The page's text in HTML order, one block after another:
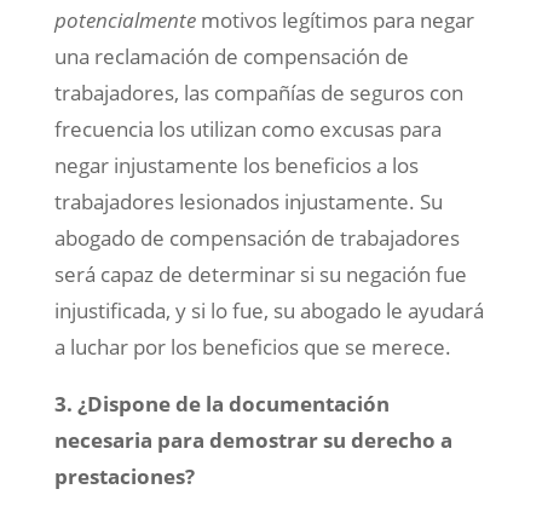
potencialmentemotivos legítimos para negar
una reclamación de compensación de
trabajadores, las compañías de seguros con
frecuencia los utilizan como excusas para
negar injustamente los beneficios a los
trabajadores lesionados injustamente. Su
abogado de compensación de trabajadores
será capaz de determinar si su negación fue
injustificada, y si lo fue, su abogado le ayudará
a luchar por los beneficios que se merece.
3. ¿Dispone de la documentación
necesaria para demostrar su derecho a
prestaciones?